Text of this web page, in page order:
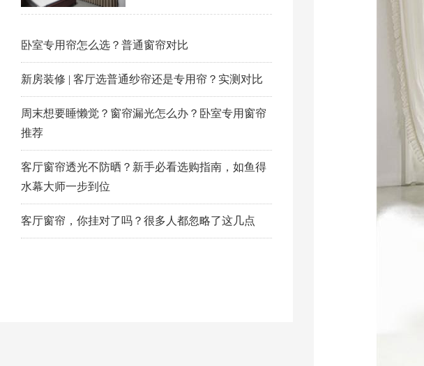
卧室专用帘怎么选？普通窗帘对比
新房装修 | 客厅选普通纱帘还是专用帘？实测对比
周末想要睡懒觉？窗帘漏光怎么办？卧室专用窗帘
推荐
客厅窗帘透光不防晒？新手必看选购指南，如鱼得
水幕大师一步到位
客厅窗帘，你挂对了吗？很多人都忽略了这几点